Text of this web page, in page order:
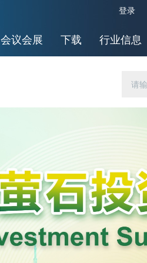
登录
会议会展 下载 行业信息